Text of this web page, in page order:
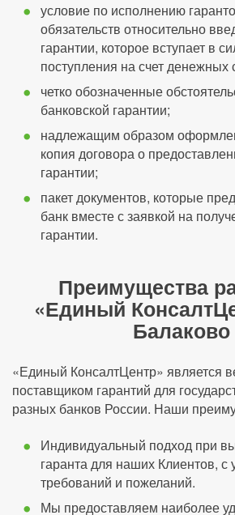
условие по исполнению
обязательств относительно
гарантии, которое вступает в
поступления на счет денежных
четко обозначенные
банковской гарантии;
надлежащим образом
копия договора о
гарантии;
пакет документов, которые
банк вместе с заявкой на
гарантии.
Преимущества
«Единый
Балаково
«Единый КонсалтЦентр» является
поставщиком гарантий для
разных банков России. Наши
Индивидуальный подход при
гаранта для наших Клиентов, с
требований и пожеланий.
Мы предоставляем наиболее